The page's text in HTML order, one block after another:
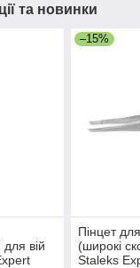
та новинки
вій
–15%
Пінцет
(широкі
Staleks